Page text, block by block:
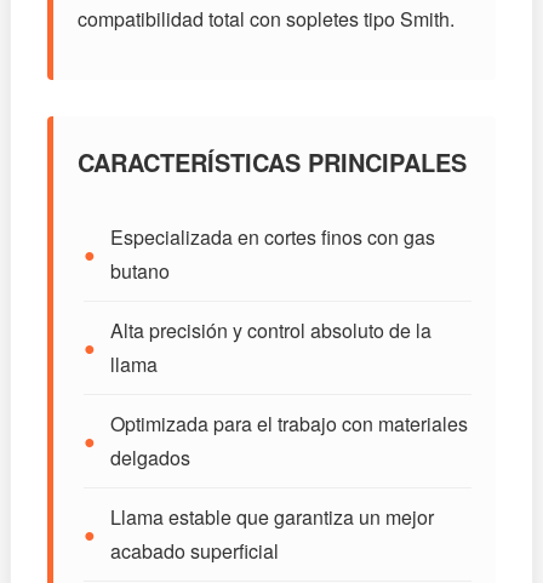
compatibilidad total con sopletes tipo Smith.
CARACTERÍSTICAS PRINCIPALES
●
Especializada en cortes finos con gas
butano
●
Alta precisión y control absoluto de la
llama
●
Optimizada para el trabajo con materiales
delgados
●
Llama estable que garantiza un mejor
acabado superficial